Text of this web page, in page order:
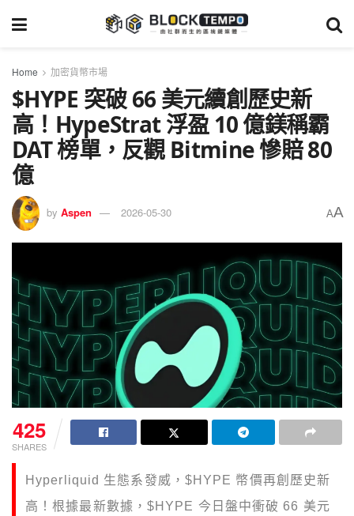
Home 加密貨幣市場
$HYPE 突破 66 美元續創歷史新
高！HypeStrat 浮盈 10 億鎂稱霸
DAT 榜單，反觀 Bitmine 慘賠 80
億
by Aspen 2026-05-30 AA
425
SHARES
Hyperliquid 生態系發威，$HYPE 幣價再創歷史新
高！根據最新數據，$HYPE 今日盤中衝破 66 美元